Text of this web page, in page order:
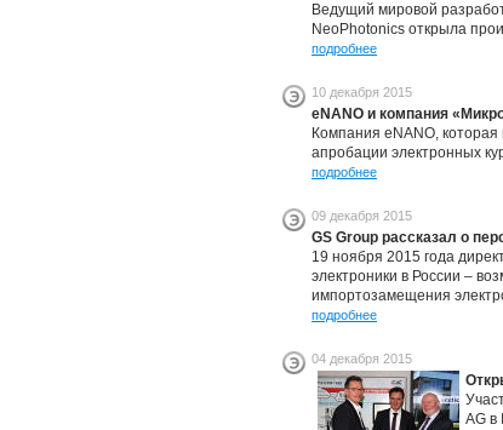
Ведущий мировой
NeoPhotonics открыла
подробнее
10 декабря 2015
eNANO и компания
Компания eNANO,
апробации электронных
подробнее
09 декабря 2015
GS Group рассказал о
19 ноября 2015 года
электроники в России –
импортозамещения
подробнее
04 декабря 2015
AG в